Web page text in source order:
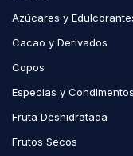
Azúcares y
Cacao y Derivados
Copos
Especias y Condimentos
Fruta Deshidratada
Frutos Secos